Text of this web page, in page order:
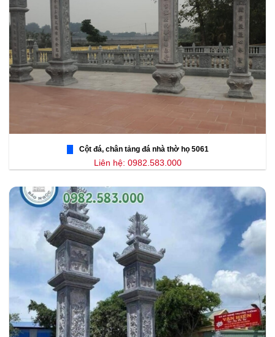
Cột đá, chân tảng đá nhà thờ họ 5061
Liên hệ: 0982.583.000